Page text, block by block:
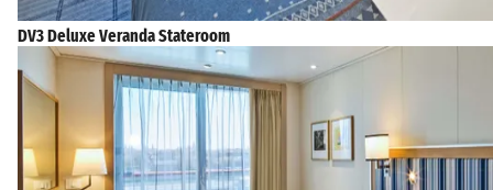
DV3 Deluxe Veranda Stateroom